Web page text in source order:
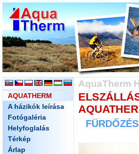
AQUATHERM
A házikók leírása
Fotógaléria
Helyfoglalás
Térkép
Árlap
AquaTherm